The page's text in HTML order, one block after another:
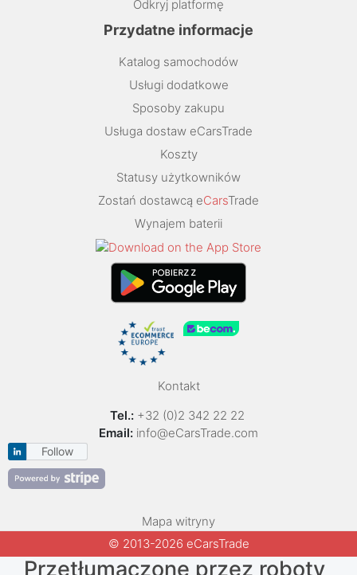
Odkryj platformę
Przydatne informacje
Katalog samochodów
Usługi dodatkowe
Sposoby zakupu
Usługa dostaw eCarsTrade
Koszty
Statusy użytkowników
Zostań dostawcą eCarsTrade
Wynajem baterii
Kontakt
Tel.: +32 (0)2 342 22 22
Email: info@eCarsTrade.com
Follow
Mapa witryny
© 2013-2026 eCarsTrade
Przetłumaczone przez roboty